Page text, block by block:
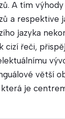
A tím
a respektive
jazyka
cizí řeči,
větší
která je